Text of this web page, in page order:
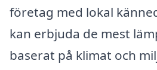
företag med lokal
kan erbjuda de mest
baserat på klimat och